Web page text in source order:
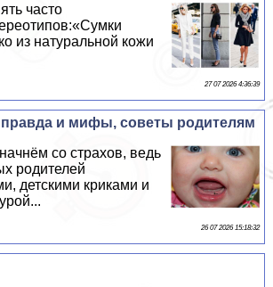
часто
из натуральной кожи
27 07 2026 4:36:39
правда и мифы, советы родителям
со страхов, ведь
родителей
детскими криками и
26 07 2026 15:18:32